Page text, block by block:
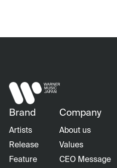
Brand
Artists
Release
Feature
Company
About us
Values
CEO Message